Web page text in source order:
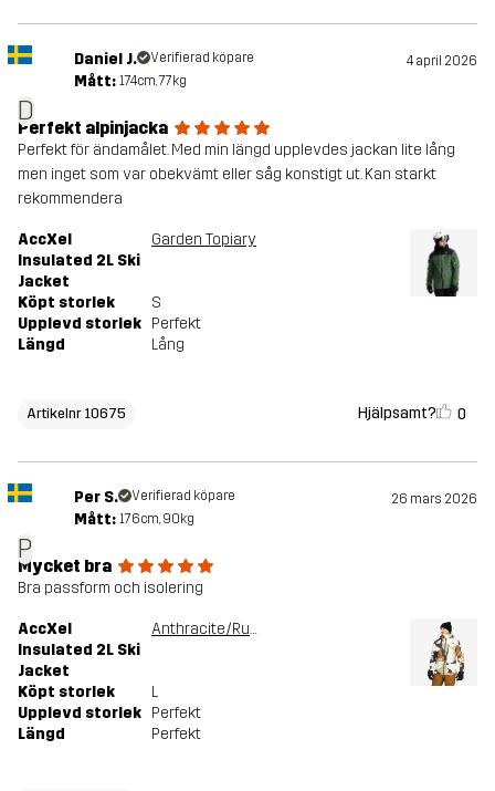
D
Daniel J. Verifierad köpare 4 april 2026
Mått: 174cm, 77kg
Perfekt alpinjacka
Perfekt för ändamålet. Med min längd upplevdes jackan lite lång
men inget som var obekvämt eller såg konstigt ut. Kan starkt
rekommendera
AccXel
Insulated 2L Ski
Jacket
Garden Topiary
Köpt storlek
S
Upplevd storlek Perfekt
Längd
Lång
Artikelnr 10675 Hjälpsamt? 0
P
Per S. Verifierad köpare 26 mars 2026
Mått: 176cm, 90kg
Mycket bra
Bra passform och isolering
AccXel
Insulated 2L Ski
Jacket
Anthracite/Rubber
Köpt storlek
L
Upplevd storlek Perfekt
Längd
Perfekt